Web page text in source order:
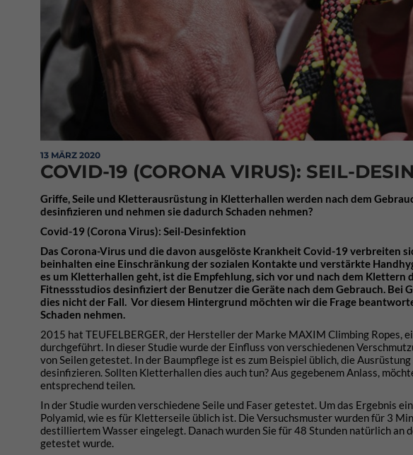
13 MÄRZ 2020
COVID-19 (CORONA VIRUS): SEIL-
Griffe, Seile und Kletterausrüstung in Kletterhallen werden nach dem
desinfizieren und nehmen sie dadurch Schaden nehmen?
Covid-19 (Corona Virus): Seil-Desinfektion
Das Corona-Virus und die davon ausgelöste Krankheit Covid-19 verbreiten
beinhalten eine Einschränkung der sozialen Kontakte und verstärkte
es um Kletterhallen geht, ist die Empfehlung, sich vor und nach dem Klettern
Fitnessstudios desinfiziert der Benutzer die Geräte nach dem Gebrauch.
dies nicht der Fall. Vor diesem Hintergrund möchten wir die Frage
Schaden nehmen.
2015 hat TEUFELBERGER, der Hersteller der Marke MAXIM Climbing Ropes,
durchgeführt. In dieser Studie wurde der Einfluss von verschiedenen
von Seilen getestet. In der Baumpflege ist es zum Beispiel üblich, die
desinfizieren. Sollten Kletterhallen dies auch tun? Aus gegebenem Anlass,
entsprechend teilen.
In der Studie wurden verschiedene Seile und Faser getestet. Um das Ergebnis
Polyamid, wie es für Kletterseile üblich ist. Die Versuchsmuster wurden für 3
destilliertem Wasser eingelegt. Danach wurden Sie für 48 Stunden natürlich
getestet wurde.